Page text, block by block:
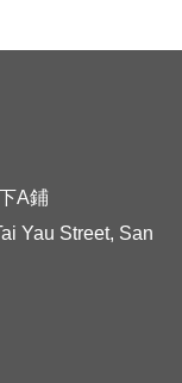
A鋪
Yau Street, San